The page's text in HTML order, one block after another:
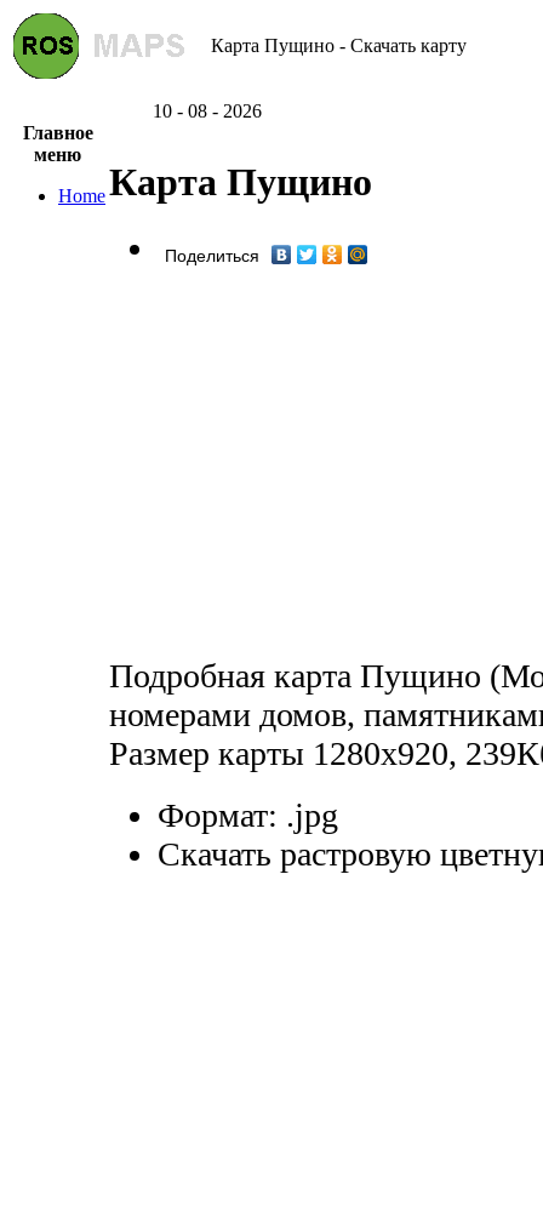
Карта Пущино - Скачать карту
10 - 08 - 2026
Главное
меню
HomeКарта Пущино
Поделиться
Подробная карта Пущино
номерами домов,
Размер карты 1280x920,
Формат: .jpg
Скачать растровую